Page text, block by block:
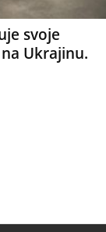
svoje
Ukrajinu.